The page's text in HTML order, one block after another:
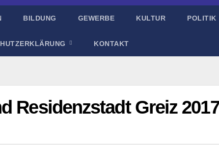
BILDUNG GEWERBE KULTUR POLITIK
KONTAKT
Residenzstadt Greiz 2017